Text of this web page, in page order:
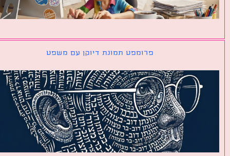
פרומפט תמונת דיוקן עם משפט